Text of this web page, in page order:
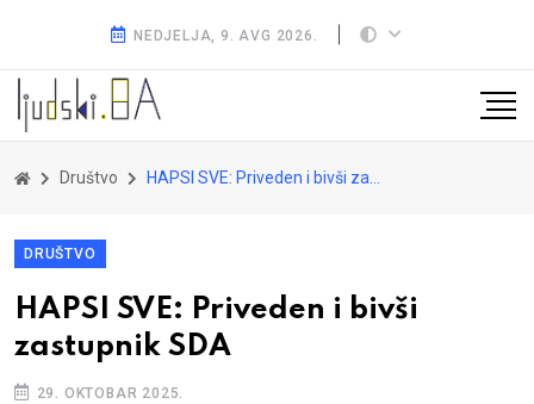
NEDJELJA, 9. AVG 2026.
Društvo HAPSI SVE: Priveden i bivši zastupnik SDA
DRUŠTVO
HAPSI SVE: Priveden i bivši
zastupnik SDA
29. OKTOBAR 2025.